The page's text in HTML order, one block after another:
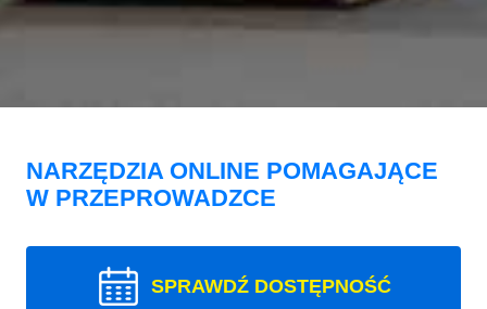
NARZĘDZIA ONLINE POMAGAJĄCE
W PRZEPROWADZCE
SPRAWDŹ DOSTĘPNOŚĆ